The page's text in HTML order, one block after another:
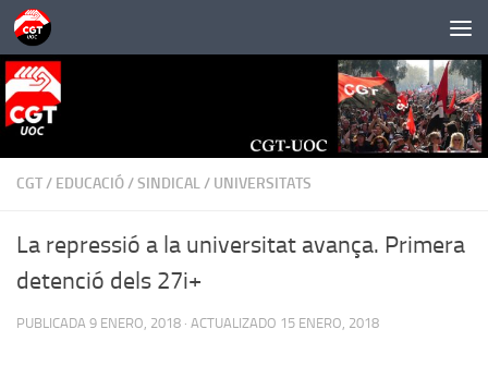
Saltar al contenido
CGT/ EDUCACIÓ/SINDICAL/ UNIVERSITATS
La repressió a la universitat avança. Primera
detenció dels 27i+
PUBLICADA 9 ENERO, 2018 · ACTUALIZADO 15 ENERO, 2018